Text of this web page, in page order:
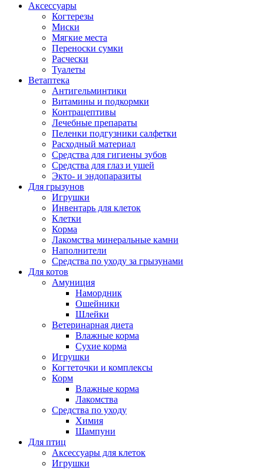
Аксессуары
Когтерезы
Миски
Мягкие места
Переноски сумки
Расчески
Туалеты
Ветаптека
Антигельминтики
Витамины и подкормки
Контрацептивы
Лечебные препараты
Пеленки подгузники салфетки
Расходный материал
Средства для гигиены зубов
Средства для глаз и ушей
Экто- и эндопаразиты
Для грызунов
Игрушки
Инвентарь для клеток
Клетки
Корма
Лакомства минеральные камни
Наполнители
Средства по уходу за грызунами
Для котов
Амуниция
Намордник
Ошейники
Шлейки
Ветеринарная диета
Влажные корма
Сухие корма
Игрушки
Когтеточки и комплексы
Корм
Влажные корма
Лакомства
Средства по уходу
Химия
Шампуни
Для птиц
Аксессуары для клеток
Игрушки